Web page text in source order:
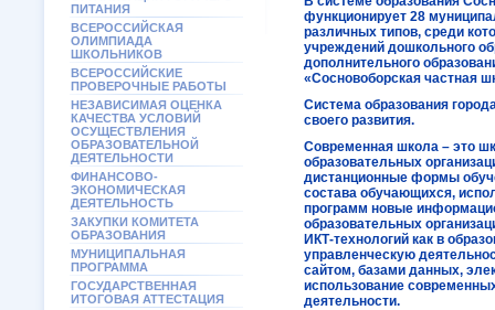
ПИТАНИЯ
ВСЕРОССИЙСКАЯ
ОЛИМПИАДА
ШКОЛЬНИКОВ
ВСЕРОССИЙСКИЕ
ПРОВЕРОЧНЫЕ РАБОТЫ
НЕЗАВИСИМАЯ ОЦЕНКА
КАЧЕСТВА УСЛОВИЙ
ОСУЩЕСТВЛЕНИЯ
ОБРАЗОВАТЕЛЬНОЙ
ДЕЯТЕЛЬНОСТИ
ФИНАНСОВО-
ЭКОНОМИЧЕСКАЯ
ДЕЯТЕЛЬНОСТЬ
ЗАКУПКИ КОМИТЕТА
ОБРАЗОВАНИЯ
МУНИЦИПАЛЬНАЯ
ПРОГРАММА
ГОСУДАРСТВЕННАЯ
ИТОГОВАЯ АТТЕСТАЦИЯ
функционирует 28
различных типов, среди
учреждений дошкольного
дополнительного
«Сосновоборская частная
Система образования
своего развития.
Современная школа – это
образовательных
дистанционные формы
состава обучающихся,
программ новые
образовательных
ИКТ-технологий как в
управленческую
сайтом, базами данных,
использование
деятельности.